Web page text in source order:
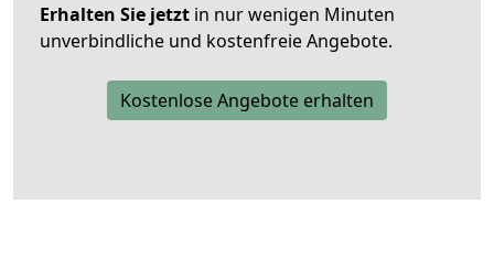
Erhalten Sie jetzt in nur wenigen Minuten
unverbindliche und kostenfreie Angebote.
Kostenlose Angebote erhalten